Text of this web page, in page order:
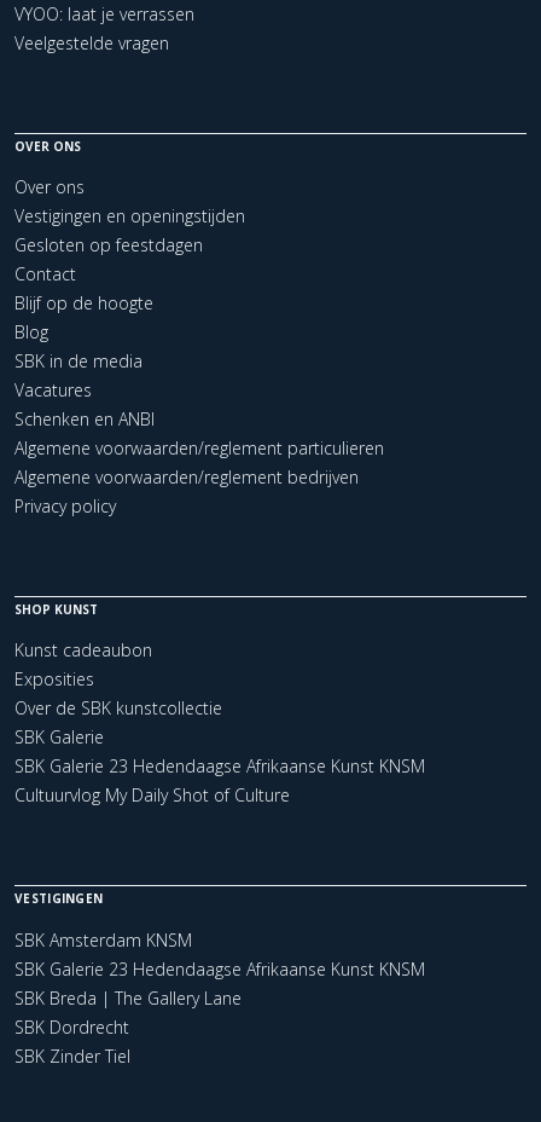
VYOO: laat je verrassen
Veelgestelde vragen
OVER ONS
Over ons
Vestigingen en openingstijden
Gesloten op feestdagen
Contact
Blijf op de hoogte
Blog
SBK in de media
Vacatures
Schenken en ANBI
Algemene voorwaarden/reglement particulieren
Algemene voorwaarden/reglement bedrijven
Privacy policy
SHOP KUNST
Kunst cadeaubon
Exposities
Over de SBK kunstcollectie
SBK Galerie
SBK Galerie 23 Hedendaagse Afrikaanse Kunst KNSM
Cultuurvlog My Daily Shot of Culture
VESTIGINGEN
SBK Amsterdam KNSM
SBK Galerie 23 Hedendaagse Afrikaanse Kunst KNSM
SBK Breda | The Gallery Lane
SBK Dordrecht
SBK Zinder Tiel